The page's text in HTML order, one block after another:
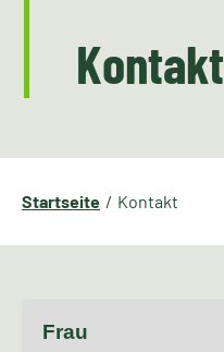
Kontakt
Startseite Kontakt